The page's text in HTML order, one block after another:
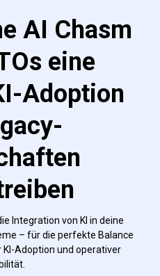
AI Chasm
eine
Adoption
Integration von KI in deine
– für die perfekte Balance
Adoption und operativer